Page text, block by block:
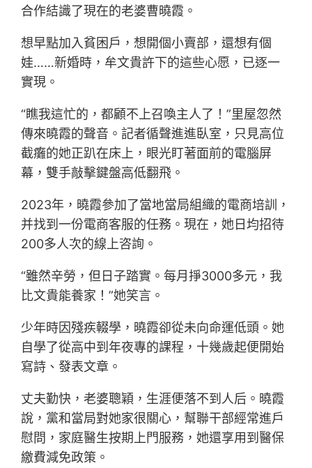
合作結識了現在的老婆曹曉霞。
想早點加入貧困戶，想開個小賣部，還想有個
娃……新婚時，牟文貴許下的這些心愿，已逐一
實現。
“瞧我這忙的，都顧不上召喚主人了！”里屋忽然
傳來曉霞的聲音。記者循聲進進臥室，只見高位
截癱的她正趴在床上，眼光盯著面前的電腦屏
幕，雙手敲擊鍵盤高低翻飛。
2023年，曉霞參加了當地當局組織的電商培訓，
并找到一份電商客服的任務。現在，她日均招待
200多人次的線上咨詢。
“雖然辛勞，但日子踏實。每月掙3000多元，我
比文貴能養家！”她笑言。
少年時因殘疾輟學，曉霞卻從未向命運低頭。她
自學了從高中到年夜專的課程，十幾歲起便開始
寫詩、發表文章。
丈夫勤快，老婆聰穎，生涯便落不到人后。曉霞
說，黨和當局對她家很關心，幫聯干部經常進戶
慰問，家庭醫生按期上門服務，她還享用到醫保
繳費減免政策。